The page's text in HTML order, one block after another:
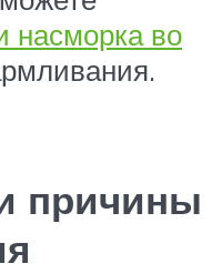
насморка во
причины